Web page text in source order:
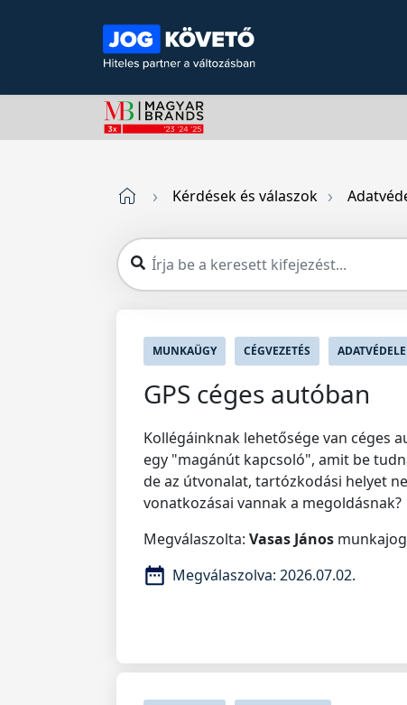
Kérdések és válaszok
MUNKAÜGY CÉGVEZETÉS
GPS céges autóban
Kollégáinknak lehetősége van céges
egy "magánút kapcsoló", amit be
de az útvonalat, tartózkodási helyet
vonatkozásai vannak a megoldásnak?
Megválaszolta: Vasas János
Megválaszolva: 2026.07.02.